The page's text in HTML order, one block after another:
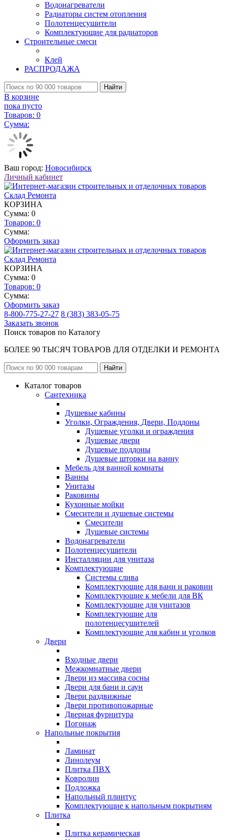
Водонагреватели
Радиаторы систем отопления
Полотенцесушители
Комплектующие для радиаторов
Строительные смеси
Клей
РАСПРОДАЖА
Найти
В корзине
пока пусто
Товаров: 0
Сумма:
Ваш город: Новосибирск
Личный кабинет
КОРЗИНА
Сумма: 0
Товаров: 0
Сумма:
Оформить заказ
КОРЗИНА
Сумма: 0
Товаров: 0
Сумма:
Оформить заказ
8-800-775-27-27 8 (383) 383-05-75
Заказать звонок
Поиск товаров по Каталогу
БОЛЕЕ 90 ТЫСЯЧ ТОВАРОВ ДЛЯ ОТДЕЛКИ И РЕМОНТА
Каталог товаров
Сантехника
Душевые кабины
Уголки, Ограждения, Двери, Поддоны
Душевые уголки и ограждения
Душевые двери
Душевые поддоны
Душевые шторки на ванну
Мебель для ванной комнаты
Ванны
Унитазы
Раковины
Кухонные мойки
Смесители и душевые системы
Смесители
Душевые системы
Водонагреватели
Полотенцесушители
Инсталляции для унитаза
Комплектующие
Системы слива
Комплектующие для ванн и раковин
Комплектующие к мебели для ВК
Комплектующие для унитазов
Комплектующие для
полотенцесушителей
Комплектующие для кабин и уголков
Двери
Входные двери
Межкомнатные двери
Двери из массива сосны
Двери для бани и саун
Двери раздвижные
Двери противопожарные
Дверная фурнитура
Погонаж
Напольные покрытия
Ламинат
Линолеум
Плитка ПВХ
Ковролин
Подложка
Напольный плинтус
Комплектующие к напольным покрытиям
Плитка
Плитка керамическая